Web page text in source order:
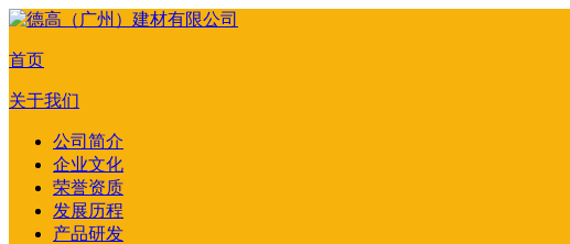
首页
关于我们
公司简介
企业文化
荣誉资质
发展历程
产品研发